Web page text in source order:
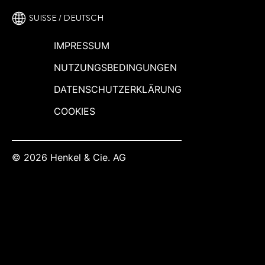
SUISSE / DEUTSCH
IMPRESSUM
NUTZUNGSBEDINGUNGEN
DATENSCHUTZERKLÄRUNG
COOKIES
© 2026 Henkel & Cie. AG